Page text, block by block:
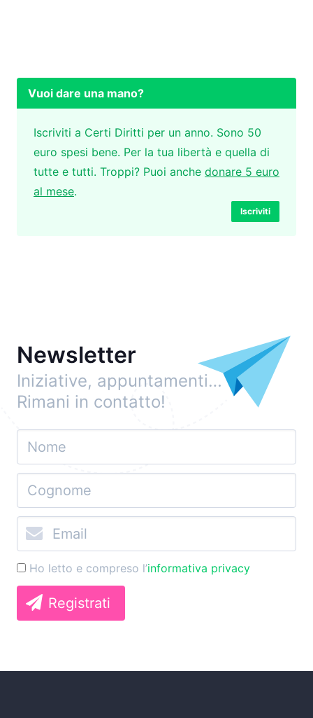
Vuoi dare una mano?
Iscriviti a Certi Diritti per un anno. Sono 50
euro spesi bene. Per la tua libertà e quella di
tutte e tutti. Troppi? Puoi anche donare 5 euro
al mese.
Iscriviti
Newsletter
Iniziative, appuntamenti…
Rimani in contatto!
Ho letto e compreso l’informativa privacy
Registrati